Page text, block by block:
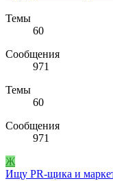
Темы
60
Сообщения
971
Темы
60
Сообщения
971
Ж
Ищу PR-щика и